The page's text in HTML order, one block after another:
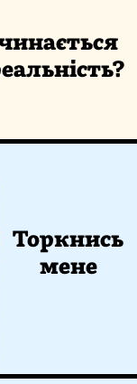
Торкнись
мене